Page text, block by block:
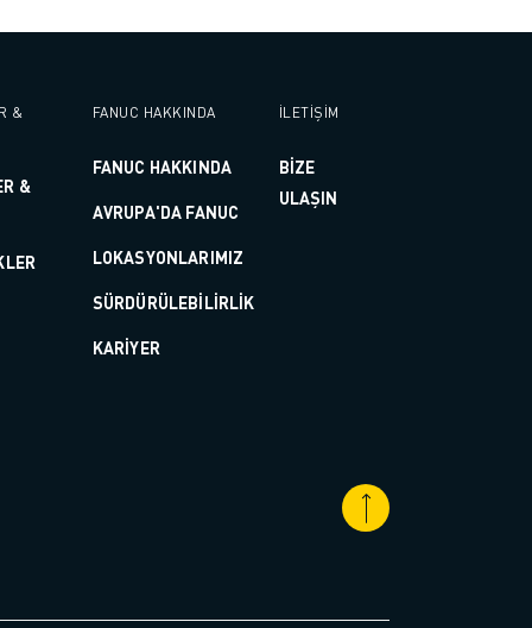
&
&
FANUC HAKKINDA
FANUC HAKKINDA
AVRUPA'DA FANUC
LOKASYONLARIMIZ
SÜRDÜRÜLEBILIRLIK
KARIYER
İLETİŞİM
BİZE
ULAŞIN